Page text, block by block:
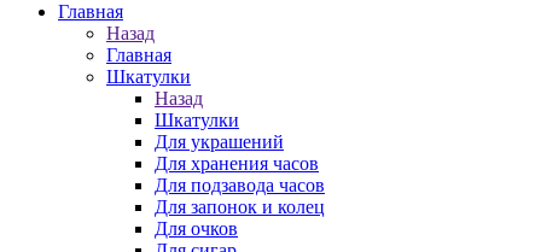
Главная
Назад
Главная
Шкатулки
Назад
Шкатулки
Для украшений
Для хранения часов
Для подзавода часов
Для запонок и колец
Для очков